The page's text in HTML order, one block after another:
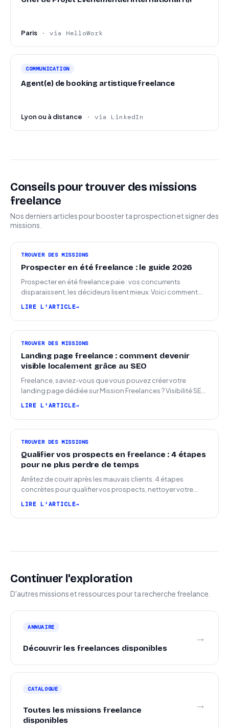
Paris · via HelloWork
COMMUNICATION
Agent(e) de booking artistique freelance
Lyon ou à distance · via LinkedIn
Conseils pour trouver des missions
freelance
Nos derniers articles pour booster ta prospection et signer des
missions.
TROUVER DES MISSIONS
Prospecter en été freelance : le guide 2026
Prospecter en été freelance paie : vos concurrents
disparaissent, les décideurs lisent mieux. Voici comment
LIRE L'ARTICLE
TROUVER DES MISSIONS
Landing page freelance : comment devenir
visible localement grâce au SEO
Freelance, saviez-vous que vous pouvez créer votre
landing page dédiée sur Mission Freelances ? Visibilité SEO
LIRE L'ARTICLE
TROUVER DES MISSIONS
Qualifier vos prospects en freelance : 4 étapes
pour ne plus perdre de temps
Arrêtez de courir après les mauvais clients. 4 étapes
concrètes pour qualifier vos prospects, nettoyer votre
LIRE L'ARTICLE
Continuer l'exploration
D'autres missions et ressources pour ta recherche freelance.
ANNUAIRE
Découvrir les freelances disponibles
→
CATALOGUE
Toutes les missions freelance
disponibles
→